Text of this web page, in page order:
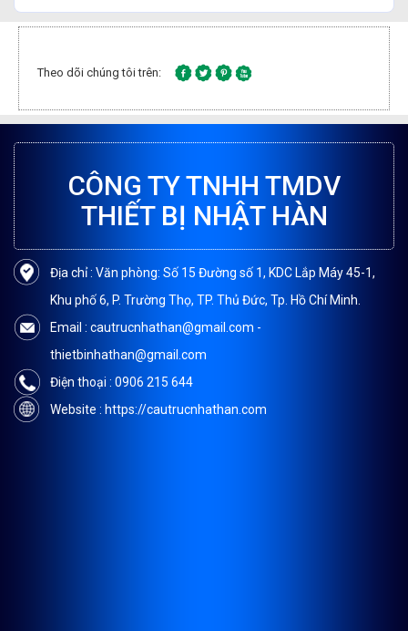
Theo dõi chúng tôi trên:
CÔNG TY TNHH TMDV
THIẾT BỊ NHẬT HÀN
Địa chỉ : Văn phòng: Số 15 Đường số 1, KDC Lắp Máy 45-1,
Khu phố 6, P. Trường Thọ, TP. Thủ Đức, Tp. Hồ Chí Minh.
Email : cautrucnhathan@gmail.com -
thietbinhathan@gmail.com
Điện thoại : 0906 215 644
Website : https://cautrucnhathan.com